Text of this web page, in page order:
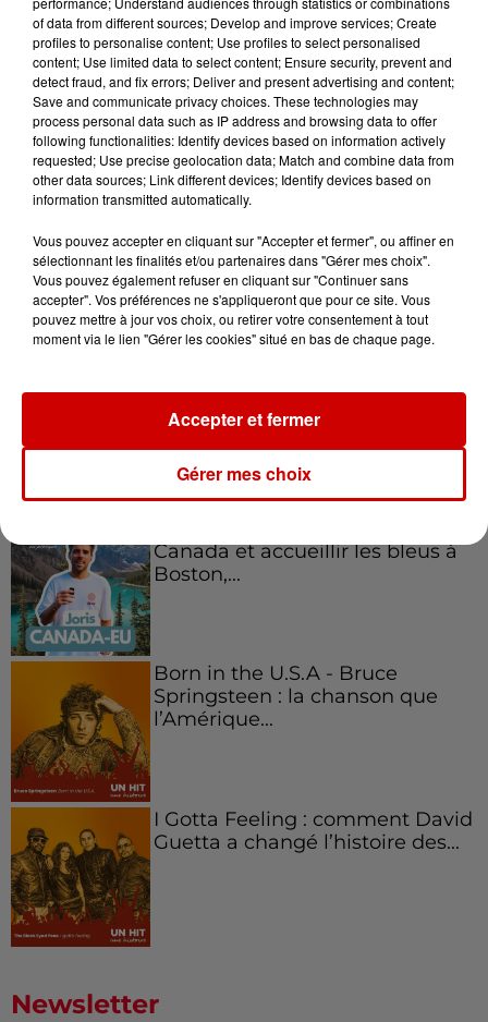
Futuroscope Xperiences !
Le Duel - Gagnez votre balade
en jet ski !
Podcasts Voir plus
l'entrepreneuriat féminin
Canada et accueillir les bleus à
Boston,...
Born in the U.S.A - Bruce
Springsteen : la chanson que
l’Amérique...
I Gotta Feeling : comment David
Guetta a changé l’histoire des...
Newsletter
of data from different sources; Develop and improve services; Create
profiles to personalise content; Use profiles to select personalised
content; Use limited data to select content; Ensure security, prevent and
detect fraud, and fix errors; Deliver and present advertising and content;
Save and communicate privacy choices. These technologies may
process personal data such as IP address and browsing data to offer
following functionalities: Identify devices based on information actively
requested; Use precise geolocation data; Match and combine data from
other data sources; Link different devices; Identify devices based on
information transmitted automatically.
Vous pouvez accepter en cliquant sur "Accepter et fermer", ou affiner en
sélectionnant les finalités et/ou partenaires dans "Gérer mes choix".
Vous pouvez également refuser en cliquant sur "Continuer sans
accepter". Vos préférences ne s'appliqueront que pour ce site. Vous
pouvez mettre à jour vos choix, ou retirer votre consentement à tout
moment via le lien "Gérer les cookies" situé en bas de chaque page.
Gérer mes choix
Accepter et fermer